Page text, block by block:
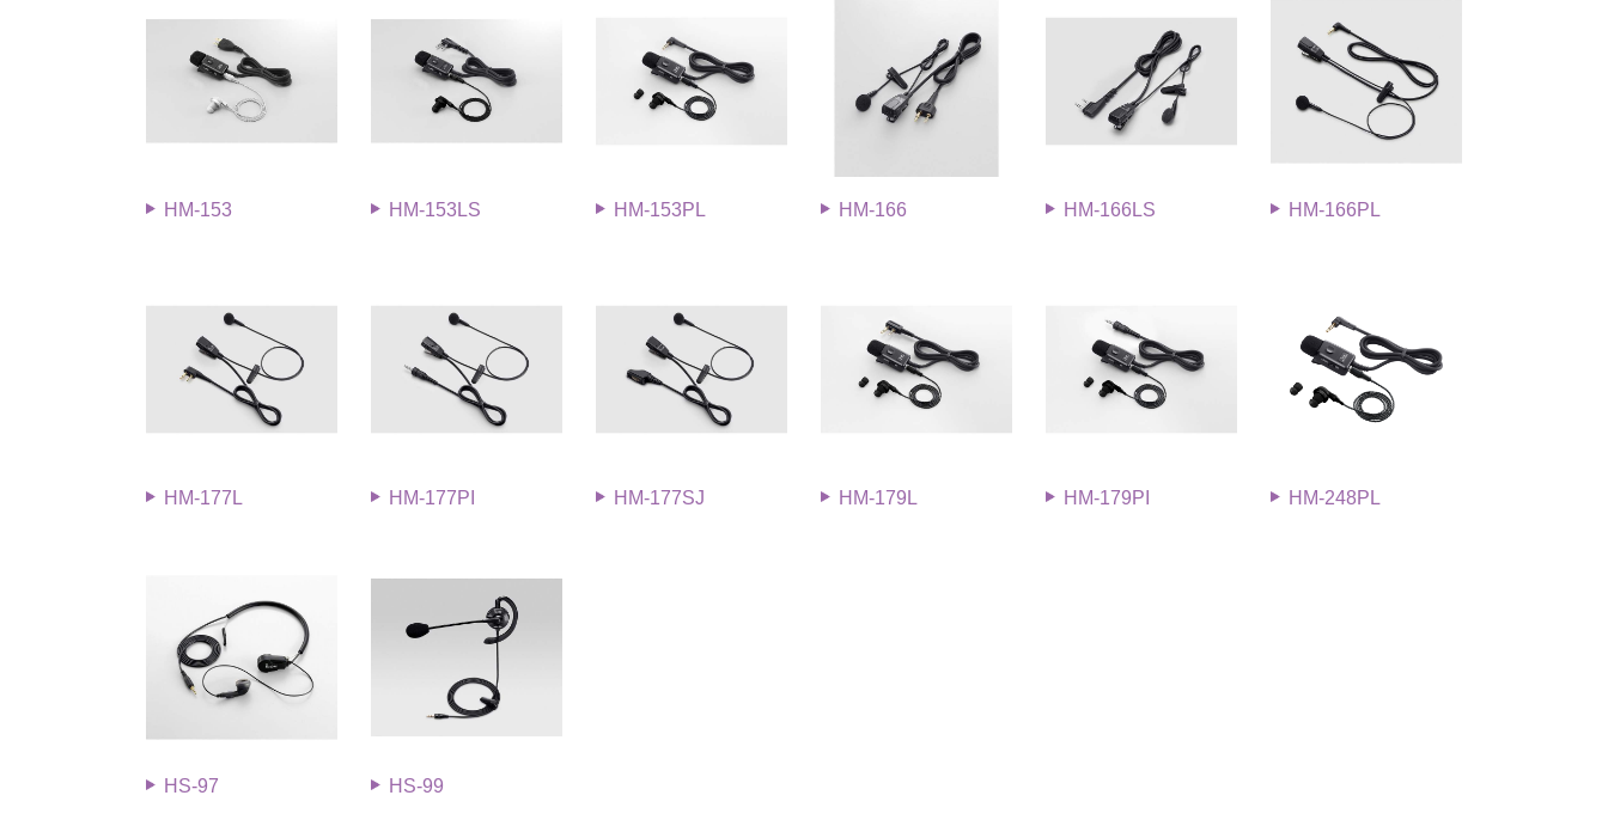
HM-153 HM-153LS HM-153PL HM-166 HM-166LS HM-166PL
HM-177L HM-177PI HM-177SJ HM-179L HM-179PI HM-248PL
HS-97 HS-99